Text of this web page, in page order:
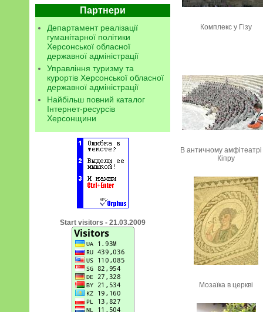
Партнери
Департамент реалізації
гуманітарної політики
Херсонської обласної
державної адміністрації
Управління туризму та
курортів Херсонської обласної
державної адміністрації
Найбільш повний каталог
Інтернет-ресурсів
Херсонщини
Start visitors - 21.03.2009
Комплекс у Гізу
В античному
Кіпру
Мозаїка в церкві